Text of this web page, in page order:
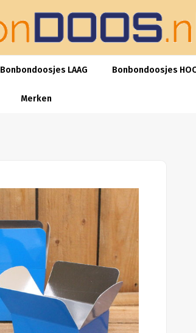
Bonbondoosjes LAAG Bonbondoosjes
Merken